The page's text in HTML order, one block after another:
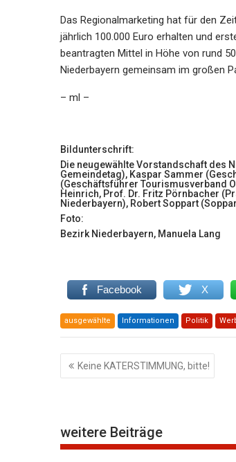
Das Regionalmarketing hat für den
jährlich 100.000 Euro erhalten und
beantragten Mittel in Höhe von rund
Niederbayern gemeinsam im großen
– ml –
Bildunterschrift:
Die neugewählte Vorstandschaft des
Gemeindetag), Kaspar Sammer
(Geschäftsführer Tourismusverband
Heinrich, Prof. Dr. Fritz Pörnbacher
Niederbayern), Robert Soppart
Foto:
Bezirk Niederbayern, Manuela Lang
Facebook X
ausgewählte Informationen Politik
Beitragsnavigation
Keine KATERSTIMMUNG, bitte!
weitere Beiträge